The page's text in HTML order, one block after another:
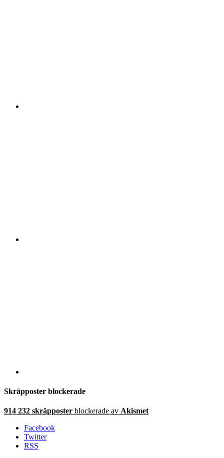
Skräpposter blockerade
914 232 skräpposter blockerade av Akismet
Facebook
Twitter
RSS